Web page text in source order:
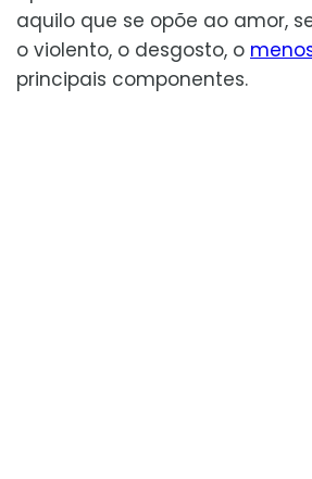
aquilo que se opõe ao amor,
o violento, o desgosto, o
principais componentes.